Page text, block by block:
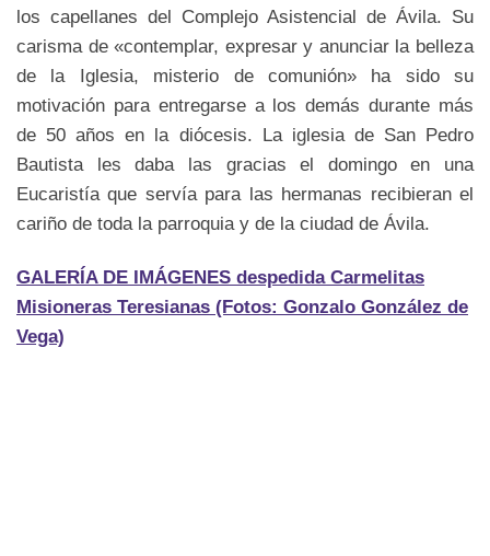
los capellanes del Complejo Asistencial de Ávila. Su
carisma de «contemplar, expresar y anunciar la belleza
de la Iglesia, misterio de comunión» ha sido su
motivación para entregarse a los demás durante más
de 50 años en la diócesis. La iglesia de San Pedro
Bautista les daba las gracias el domingo en una
Eucaristía que servía para las hermanas recibieran el
cariño de toda la parroquia y de la ciudad de Ávila.
GALERÍA DE IMÁGENES despedida Carmelitas
Misioneras Teresianas (Fotos: Gonzalo González de
Vega)